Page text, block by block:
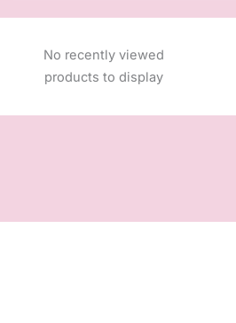
No recently viewed
products to display